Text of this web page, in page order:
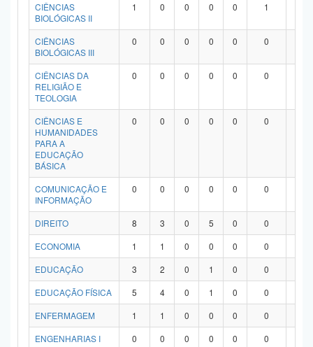
CIÊNCIAS
BIOLÓGICAS II
1 0 0 0 0 1
CIÊNCIAS
BIOLÓGICAS III
0 0 0 0 0 0
CIÊNCIAS DA
RELIGIÃO E
TEOLOGIA
0 0 0 0 0 0
CIÊNCIAS E
HUMANIDADES
PARA A
EDUCAÇÃO
BÁSICA
0 0 0 0 0 0
COMUNICAÇÃO E
INFORMAÇÃO
0 0 0 0 0 0
DIREITO 8 3 0 5 0 0
ECONOMIA
1 1 0 0 0 0
EDUCAÇÃO
3 2 0 1 0 0
EDUCAÇÃO FÍSICA
5 4 0 1 0 0
ENFERMAGEM
1 1 0 0 0 0
ENGENHARIAS I
0 0 0 0 0 0